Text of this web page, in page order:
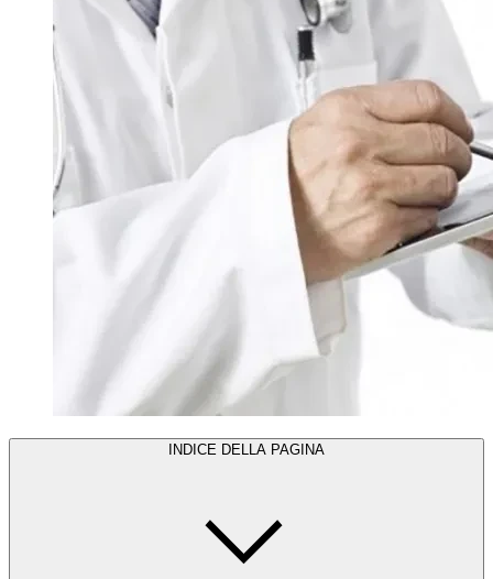
INDICE DELLA PAGINA